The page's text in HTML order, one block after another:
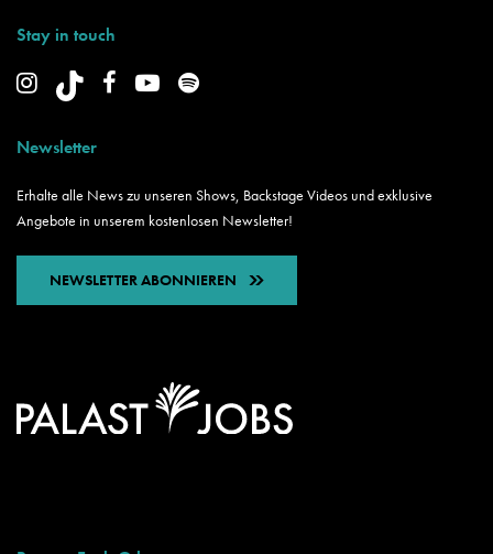
Stay in touch
Newsletter
Erhalte alle News zu unseren Shows, Backstage Videos und exklusive
Angebote in unserem kostenlosen Newsletter!
NEWSLETTER ABONNIEREN